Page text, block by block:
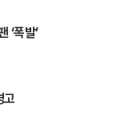
‘폭발’
고